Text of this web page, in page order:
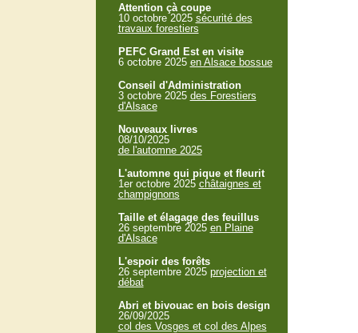
Attention çà coupe
10 octobre 2025 sécurité des
travaux forestiers
PEFC Grand Est en visite
6 octobre 2025 en Alsace bossue
Conseil d'Administration
3 octobre 2025 des Forestiers
d'Alsace
Nouveaux livres
08/10/2025
de l'automne 2025
L'automne qui pique et fleurit
1er octobre 2025 châtaignes et
champignons
Taille et élagage des feuillus
26 septembre 2025 en Plaine
d'Alsace
L'espoir des forêts
26 septembre 2025 projection et
débat
Abri et bivouac en bois design
26/09/2025
col des Vosges et col des Alpes